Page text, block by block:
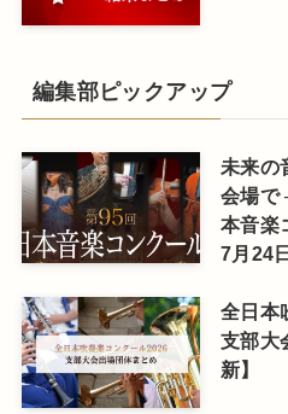
編集部ピックアップ
未来の
会場で
本音楽
7月24
全日本
支部大
新】